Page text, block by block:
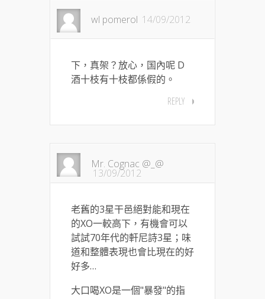
wl pomerol 14/09/2012
下，真架？放心，国內呢 D
酒十枝有十枝都係假的。
REPLY
Mr. Cognac @_@
13/09/2012
老舊的3星干邑絕對能和現在
的XO一較高下，有機會可以
試試70年代的軒尼詩3星；味
道和整體表現也會比現在的好
好多…
大口喝XO是一個"暴發"的指